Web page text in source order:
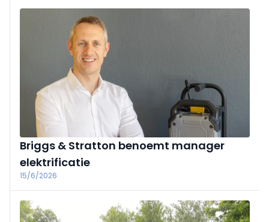
optimale prestaties met 60% minder CO2, brandt
schoon en is ethanolvrij. Gelimiteerde Centennial
Edition ter ere van 100 jaar STIHL.
Briggs & Stratton benoemt manager
elektrificatie
15/6/2026